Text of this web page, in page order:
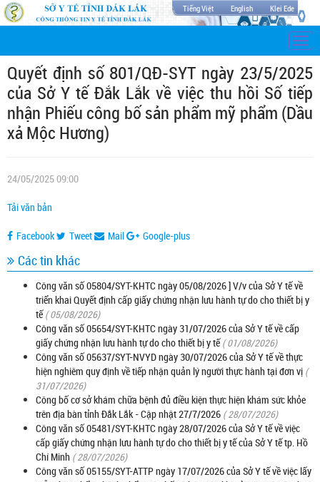
Tiếng Việt English Klei Ede
Quyết định số 801/QĐ-SYT ngày 23/5/2025
của Sở Y tế Đắk Lắk về việc thu hồi Số tiếp
nhận Phiếu công bố sản phẩm mỹ phẩm (Dầu
xả Mộc Hương)
24/05/2025 09:00
Tải văn bản
Facebook Tweet Mail Google-plus
Các tin khác
Công văn số 05804/SYT-KHTC ngày 05/08/2026 ] V/v của Sở Y tế về
triển khai Quyết định cấp giấy chứng nhận lưu hành tự do cho thiết bị y
tế ( 05/08/2026)
Công văn số 05654/SYT-KHTC ngày 31/07/2026 của Sở Y tế về cấp
giấy chứng nhận lưu hành tự do cho thiết bị y tế ( 01/08/2026)
Công văn số 05637/SYT-NVYD ngày 30/07/2026 của Sở Y tế về thực
hiện nghiêm quy định về tiếp nhận quản lý người thực hành tại đơn vị (
31/07/2026)
Công bố cơ sở khám chữa bệnh đủ điều kiện thực hiện khám sức khỏe
trên địa bàn tỉnh Đắk Lắk - Cập nhật 27/7/2026 ( 28/07/2026)
Công văn số 05481/SYT-KHTC ngày 28/07/2026 của Sở Y tế về việc
cấp giấy chứng nhận lưu hành tự do cho thiết bị y tế của Sở Y tế tp. Hồ
Chí Minh ( 28/07/2026)
Công văn số 05155/SYT-ATTP ngày 17/07/2026 của Sở Y tế về việc lấy